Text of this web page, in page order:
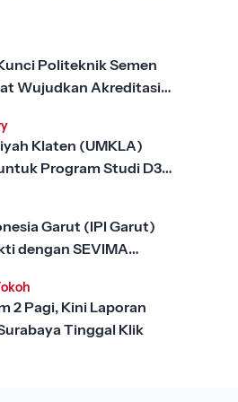
Politeknik Semen
Wujudkan Akreditasi
Klaten (UMKLA)
Program Studi D3
Platform
Garut (IPI Garut)
dengan SEVIMA
2 Pagi, Kini Laporan
Tinggal Klik